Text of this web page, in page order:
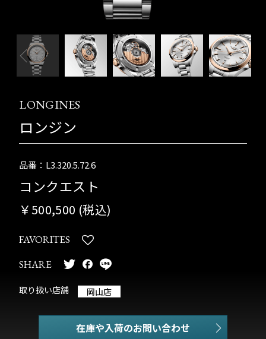
LONGINES
ロンジン
品番：L3.320.5.72.6
コンクエスト
￥500,500 (税込)
FAVORITES
SHARE
取り扱い店舗 岡山店
在庫や入荷のお問い合わせ